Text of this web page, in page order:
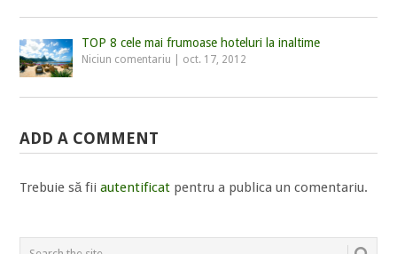
TOP 8 cele mai frumoase hoteluri la inaltime
Niciun comentariu oct. 17, 2012
ADD A COMMENT
Trebuie să fiiautentificat pentru a publica un comentariu.